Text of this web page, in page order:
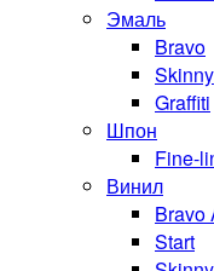
Эмаль
Bravo
Skinny
Graffiti
Шпон
Fine-
Винил
Bravo
Start